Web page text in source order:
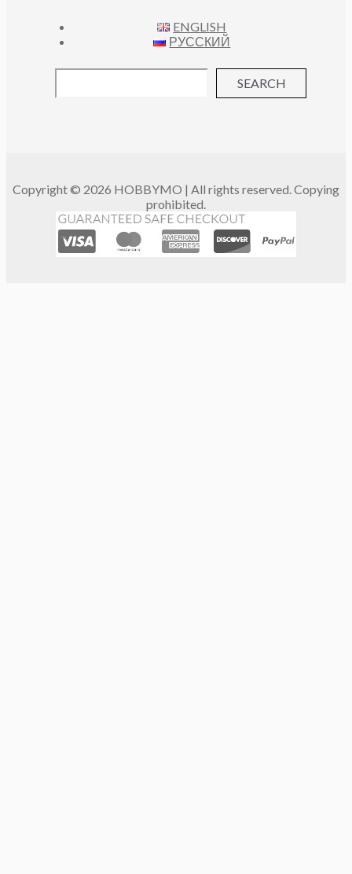
ENGLISH
РУССКИЙ
SEARCH
Copyright © 2026 HOBBYMO | All rights reserved. Copying
prohibited.